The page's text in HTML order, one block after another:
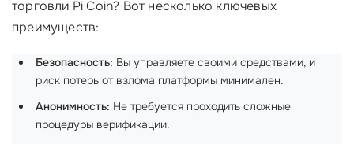
торговли Pi Coin? Вот несколько ключевых
преимуществ:
Безопасность: Вы управляете своими средствами, и
риск потерь от взлома платформы минимален.
Анонимность: Не требуется проходить сложные
процедуры верификации.